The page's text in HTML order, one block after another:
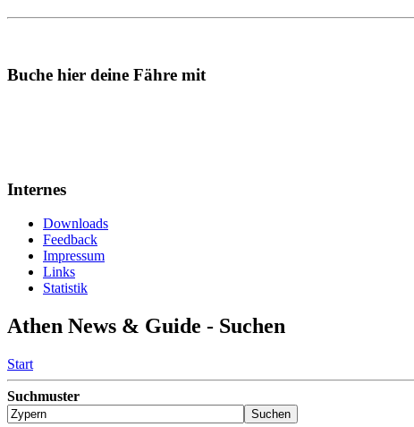
Buche hier deine Fähre mit
Internes
Downloads
Feedback
Impressum
Links
Statistik
Athen News & Guide - Suchen
Start
Suchmuster